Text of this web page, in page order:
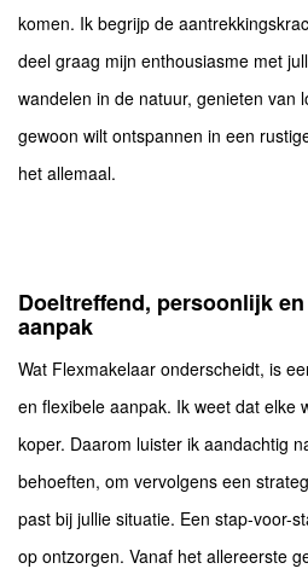
komen. Ik begrijp de
deel graag mijn enthousiasme met
wandelen in de natuur, genieten van
gewoon wilt ontspannen in een
het allemaal.
Doeltreffend, persoonlijk
aanpak
Wat Flexmakelaar onderscheidt, is
en flexibele aanpak. Ik weet dat elke
koper. Daarom luister ik aandachtig
behoeften, om vervolgens een
past bij jullie situatie. Een stap-voor-
op ontzorgen. Vanaf het allereerste